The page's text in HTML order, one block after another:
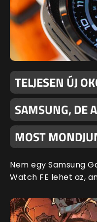
TELJESEN ÚJ
SAMSUNG, DE
MOST
Nem egy Samsung
Watch FE lehet az,